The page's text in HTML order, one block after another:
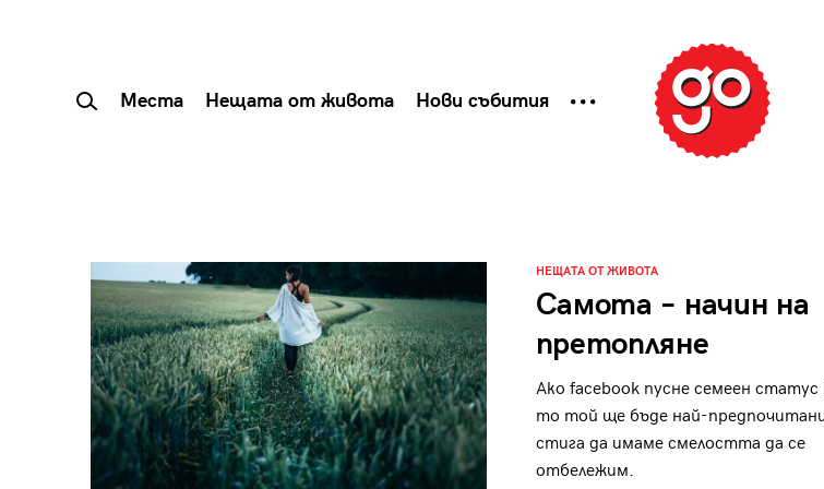
Места Нещата от живота Нови събития
НЕЩАТА ОТ ЖИВОТА
Самота – начин на
претопляне
Ако facebook пусне семеен статус
то той ще бъде най-
стига да имаме смелостта да се
отбележим.